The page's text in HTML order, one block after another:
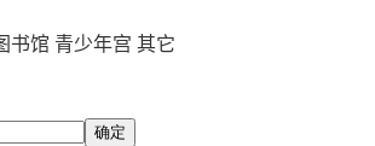
书馆 青少年宫 其它
确定